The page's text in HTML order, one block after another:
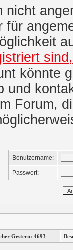
nicht
für
könnte
und
Forum,
Benutzername:
Passwort:
Gestern: 4693